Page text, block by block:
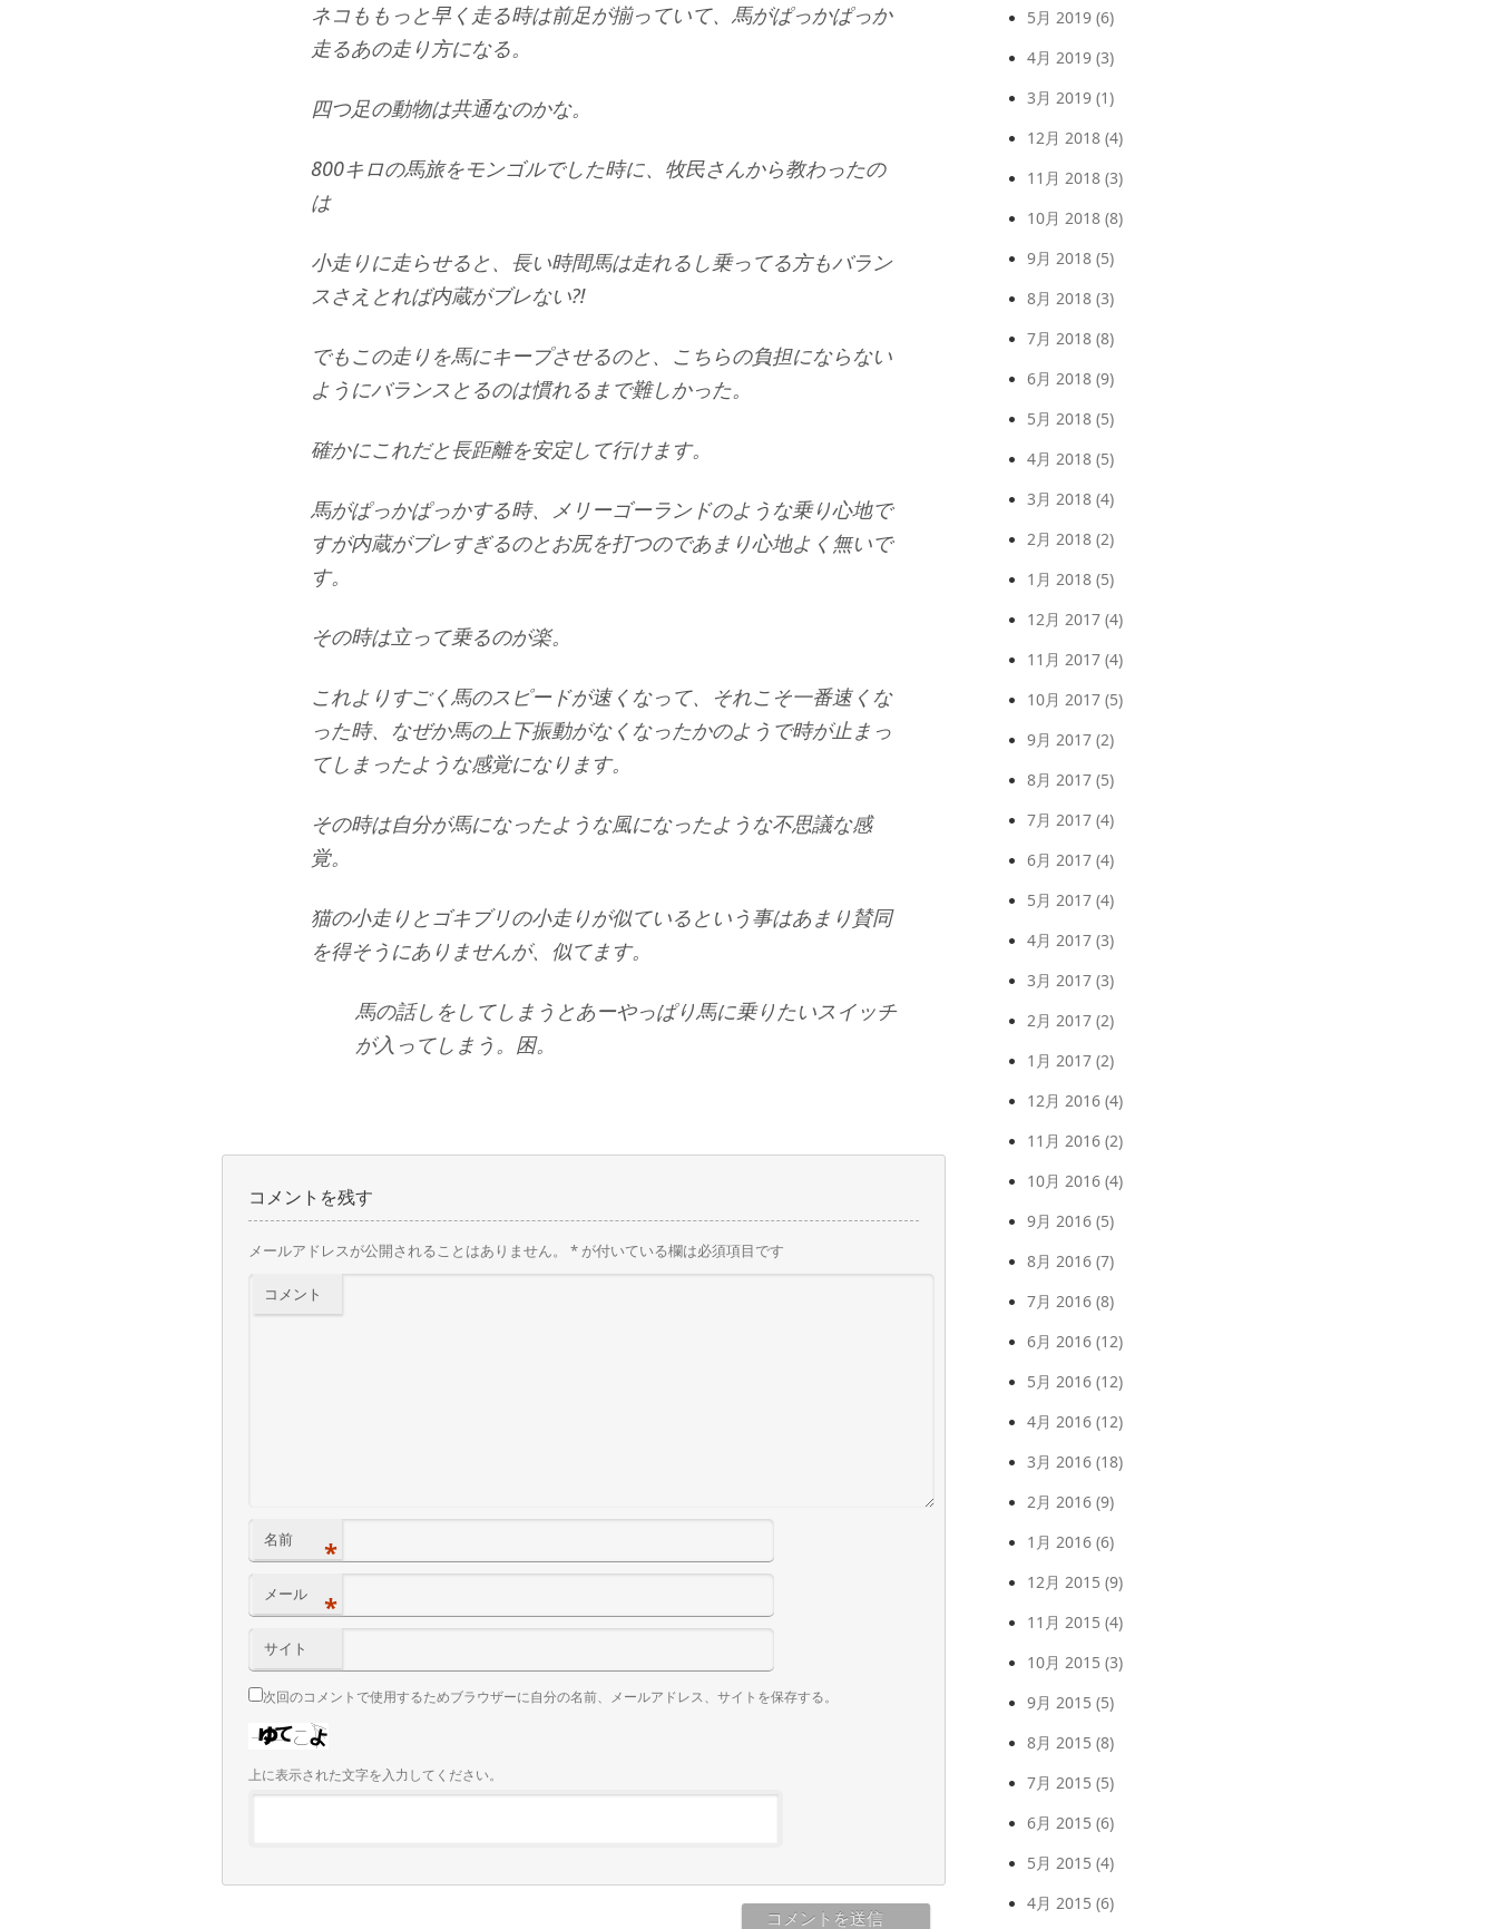
ネコももっと早く走る時は前足が揃っていて、馬がぱっかぱっか
走るあの走り方になる。
四つ足の動物は共通なのかな。
800キロの馬旅をモンゴルでした時に、牧民さんから教わったの
は
小走りに走らせると、長い時間馬は走れるし乗ってる方もバラン
スさえとれば内蔵がブレない⁈
でもこの走りを馬にキープさせるのと、こちらの負担にならない
ようにバランスとるのは慣れるまで難しかった。
確かにこれだと長距離を安定して行けます。
馬がぱっかぱっかする時、メリーゴーランドのような乗り心地で
すが内蔵がブレすぎるのとお尻を打つのであまり心地よく無いで
す。
その時は立って乗るのが楽。
これよりすごく馬のスピードが速くなって、それこそ一番速くな
った時、なぜか馬の上下振動がなくなったかのようで時が止まっ
てしまったような感覚になります。
その時は自分が馬になったような風になったような不思議な感
覚。
猫の小走りとゴキブリの小走りが似ているという事はあまり賛同
を得そうにありませんが、似てます。
馬の話しをしてしまうとあーやっぱり馬に乗りたいスイッチ
が入ってしまう。困。
コメントを残す
メールアドレスが公開されることはありません。 *が付いている欄は必須項目です
コメント
名前 *
メール *
サイト
次回のコメントで使用するためブラウザーに自分の名前、メールアドレス、サイトを保存する。
上に表示された文字を入力してください。
5月 2019 (6)
4月 2019 (3)
3月 2019 (1)
12月 2018 (4)
11月 2018 (3)
10月 2018 (8)
9月 2018 (5)
8月 2018 (3)
7月 2018 (8)
6月 2018 (9)
5月 2018 (5)
4月 2018 (5)
3月 2018 (4)
2月 2018 (2)
1月 2018 (5)
12月 2017 (4)
11月 2017 (4)
10月 2017 (5)
9月 2017 (2)
8月 2017 (5)
7月 2017 (4)
6月 2017 (4)
5月 2017 (4)
4月 2017 (3)
3月 2017 (3)
2月 2017 (2)
1月 2017 (2)
12月 2016 (4)
11月 2016 (2)
10月 2016 (4)
9月 2016 (5)
8月 2016 (7)
7月 2016 (8)
6月 2016 (12)
5月 2016 (12)
4月 2016 (12)
3月 2016 (18)
2月 2016 (9)
1月 2016 (6)
12月 2015 (9)
11月 2015 (4)
10月 2015 (3)
9月 2015 (5)
8月 2015 (8)
7月 2015 (5)
6月 2015 (6)
5月 2015 (4)
4月 2015 (6)